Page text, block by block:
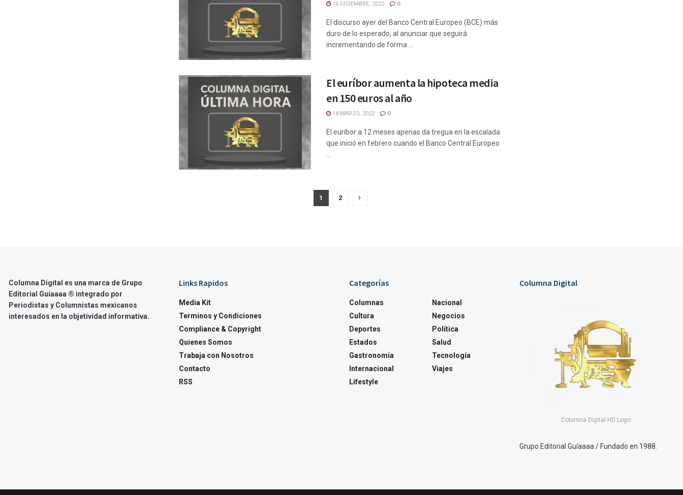
16 DICIEMBRE, 2022 0
El discurso ayer del Banco Central Europeo (BCE) más
duro de lo esperado, al anunciar que seguirá
incrementando de forma ...
El euríbor aumenta la hipoteca media
en 150 euros al año
18 MARZO, 2022 0
El euríbor a 12 meses apenas da tregua en la escalada
que inició en febrero cuando el Banco Central Europeo
1 2
Columna Digital es una marca de Grupo
Editorial Guíaaaa ® integrado por
Periodistas y Columnistas mexicanos
interesados en la objetividad informativa.
Links Rapidos
Media Kit
Terminos y Condiciones
Compliance & Copyright
Quienes Somos
Trabaja con Nosotros
Contacto
RSS
Categorías
Columnas
Cultura
Deportes
Estados
Gastronomía
Internacional
Lifestyle
Nacional
Negocios
Política
Salud
Tecnología
Viajes
Columna Digital
Columna Digital HD Logo
Grupo Editorial Guíaaaa / Fundado en 1988.